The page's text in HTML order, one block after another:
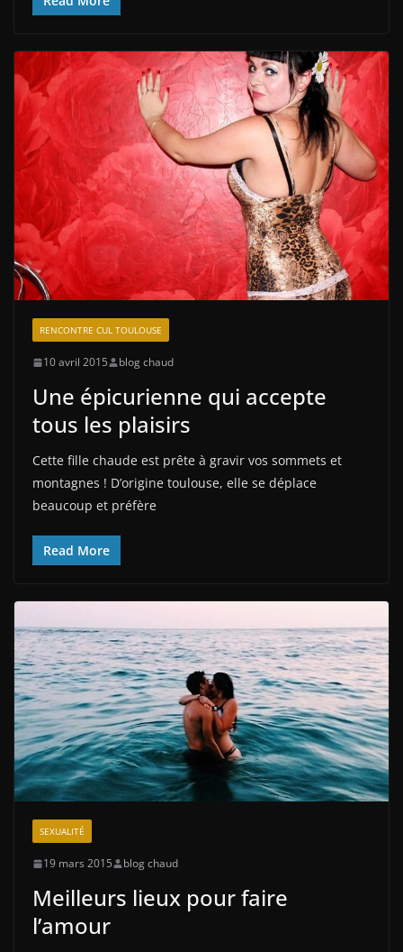
RENCONTRE CUL TOULOUSE
10 avril 2015 blog chaud
Une épicurienne qui accepte
tous les plaisirs
Cette fille chaude est prête à gravir vos sommets et
montagnes ! D’origine toulouse, elle se déplace
beaucoup et préfère
Read More
SEXUALITÉ
19 mars 2015 blog chaud
Meilleurs lieux pour faire
l’amour